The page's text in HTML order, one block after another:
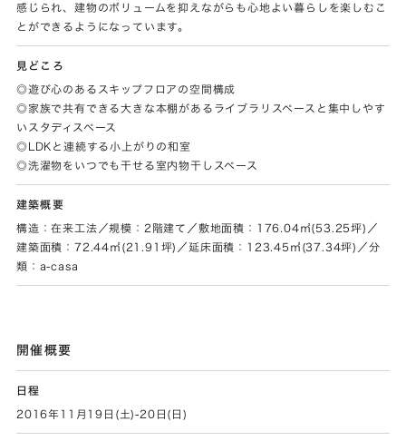
感じられ、建物のボリュームを抑えながらも心地よい暮らしを楽しむこ
とができるようになっています。
見どころ
◎遊び心のあるスキップフロアの空間構成
◎家族で共有できる大きな本棚があるライブラリスペースと集中しやす
いスタディスペース
◎LDKと連続する小上がりの和室
◎洗濯物をいつでも干せる室内物干しスペース
建築概要
構造：在来工法／規模：2階建て／敷地面積：176.04㎡(53.25坪)／
建築面積：72.44㎡(21.91坪)／延床面積：123.45㎡(37.34坪)／分
類：a-casa
開催概要
日程
2016年11月19日(土)-20日(日)